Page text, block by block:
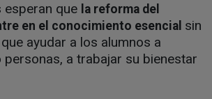
que la reforma del
en el conocimiento esencial sin
ayudar a los alumnos a
a trabajar su bienestar